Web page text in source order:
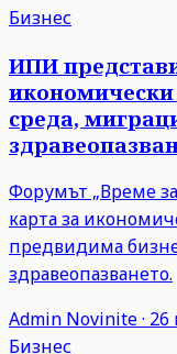
Бизнес
ИПИ
среда,
Форумът „Време
карта за
предвидима
здравеопазването.
Admin Novinite· 26
Бизнес